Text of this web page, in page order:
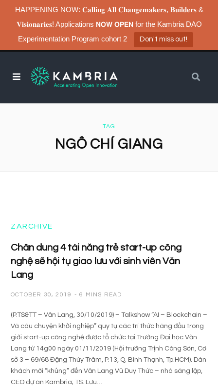
HAPPENING NOW: 𝐂𝐚𝐥𝐥𝐢𝐧𝐠 𝐀𝐥𝐥 𝐂𝐡𝐚𝐧𝐠𝐞𝐦𝐚𝐤𝐞𝐫𝐬, 𝐁𝐮𝐢𝐥𝐝𝐞𝐫𝐬 &
𝐕𝐢𝐬𝐢𝐨𝐧𝐚𝐫𝐢𝐞𝐬! Applications 𝗡𝗢𝗪 𝗢𝗣𝗘𝗡 for the Kambria DAO
Experimentation Program cohort 2
Don't miss out!
TAG
NGÔ CHÍ GIANG
ZARCHIVE
Chân dung 4 tài năng trẻ start-up công
nghệ sẽ hội tụ giao lưu với sinh viên Văn
Lang
OCTOBER 30, 2019 6 MINS READ
(P.TS&TT – Văn Lang, 30/10/2019) – Talkshow “AI – Blockchain –
Và câu chuyện khởi nghiệp” quy tụ các trí thức hàng đầu trong
giới start-up công nghệ được tổ chức tại Trường Đại học Văn
Lang từ 14g00 ngày 01/11/2019 (Hội trường Trịnh Công Sơn, Cơ
sở 3 – 69/68 Đặng Thùy Trâm, P.13, Q. Bình Thạnh, Tp.HCM). Dàn
khách mời “khủng” đến Văn Lang Vũ Duy Thức – nhà sáng lập,
CEO dự án Kambria; TS. Lưu…